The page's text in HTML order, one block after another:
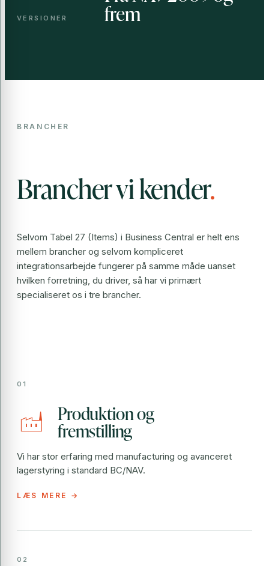
VERSIONER frem
BRANCHER
Brancher vi kender.
Selvom Tabel 27 (Items) i Business Central er helt ens
mellem brancher og selvom kompliceret
integrationsarbejde fungerer på samme måde uanset
hvilken forretning, du driver, så har vi primært
specialiseret os i tre brancher.
factory Produktion og
fremstilling
Vi har stor erfaring med manufacturing og avanceret
lagerstyring i standard BC/NAV.